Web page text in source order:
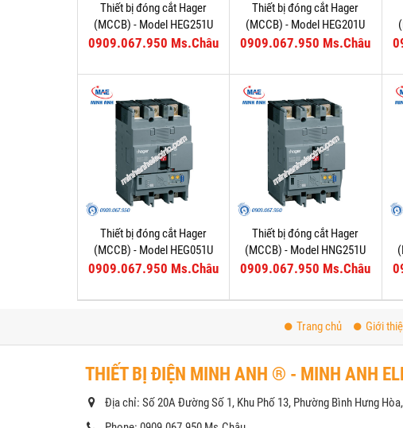
Thiết bị đóng cắt Hager
(MCCB) - Model HEG251U
0909.067.950 Ms.Châu
Thiết bị đóng cắt Hager
(MCCB) - Model HEG201U
0909.067.950 Ms.Châu
Thiết bị đóng cắt Hager
(MCCB) - Model HEG051U
0909.067.950 Ms.Châu
Thiết bị đóng cắt Hager
(MCCB) - Model HNG251U
0909.067.950 Ms.Châu
Trang chủ Giới
THIẾT BỊ ĐIỆN MINH ANH ® - MINH ANH
Địa chỉ: Số 20A Đường Số 1, Khu Phố 13, Phường Bình Hưng Hòa,